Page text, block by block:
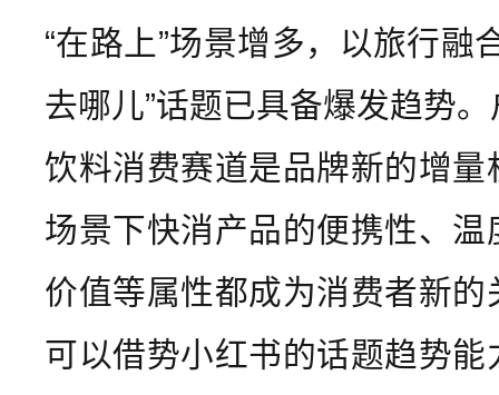
“在路上”场景增多，以旅行融
去哪儿”话题已具备爆发趋势
饮料消费赛道是品牌新的增量
场景下快消产品的便携性、
价值等属性都成为消费者新
可以借势小红书的话题趋势